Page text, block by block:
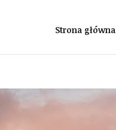
Strona główna